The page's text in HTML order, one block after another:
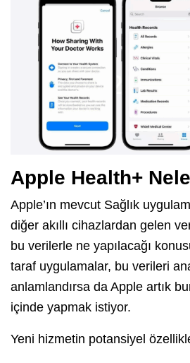
Apple Health+
Apple’ın mevcut Sağlık
diğer akıllı cihazlardan gelen
bu verilerle ne yapılacağı
taraf uygulamalar, bu verileri
anlamlandırsa da Apple artık
içinde yapmak istiyor.
Yeni hizmetin potansiyel